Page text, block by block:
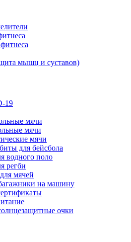
мышц и суставов)
19
мячи
мячи
мячи
для бейсбола
водного поло
регби
мячей
на машину
очки